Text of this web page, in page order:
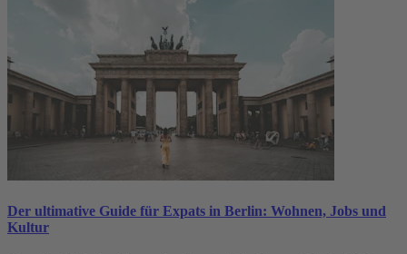
Der ultimative Guide für Expats in Berlin: Wohnen, Jobs und
Kultur